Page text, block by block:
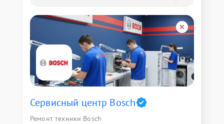
Сервисный центр Bosch
Ремонт техники Bosch